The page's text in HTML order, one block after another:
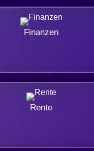
Finanzen
Rente